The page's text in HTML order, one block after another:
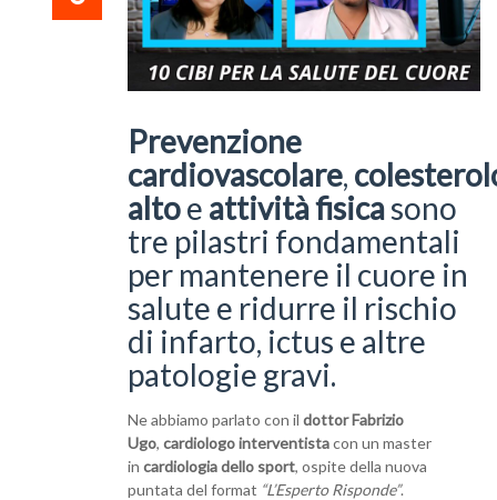
Prevenzione
cardiovascolare,
altoe attività fisicasono
tre pilastri fondamentali
per mantenere il cuore in
salute e ridurre il rischio
di infarto, ictus e altre
patologie gravi.
Ne abbiamo parlato con il dottor Fabrizio
Ugo, cardiologo interventistacon un master
in cardiologia dello sport, ospite della nuova
puntata del format “L’Esperto Risponde”.